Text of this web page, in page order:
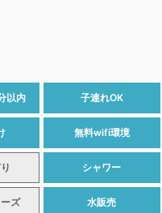
以内 子連れOK
無料wifi環境
シャワー
ズ 水販売